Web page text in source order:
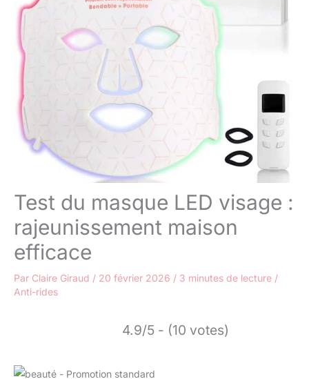
Test du masque LED visage :
rajeunissement maison
efficace
Par Claire Giraud / 20 février 2026 / 3 minutes de lecture /
Anti-rides
4.9/5 - (10 votes)